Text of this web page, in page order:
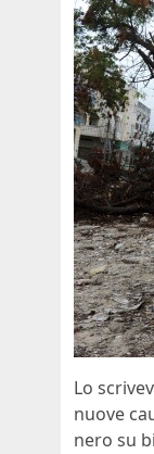
Lo
nuove
nero su